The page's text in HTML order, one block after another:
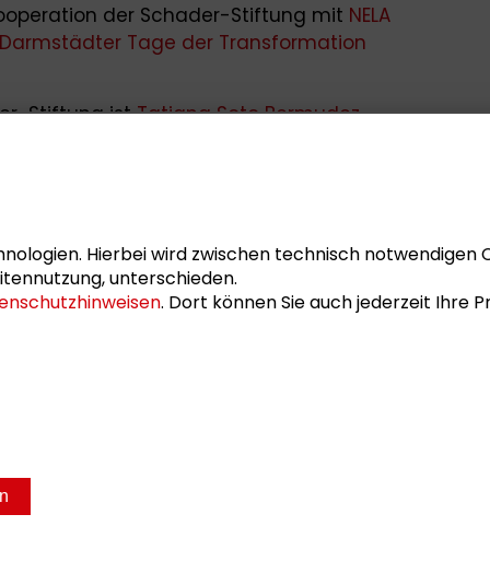
der Schader-Stiftung mit NELA
Darmstädter Tage der Transformation
Stiftung istTatiana Soto Bermudez.
Hierbei wird zwischen technisch notwendigen
unterschieden.
. Dort können Sie auch jederzeit Ihre